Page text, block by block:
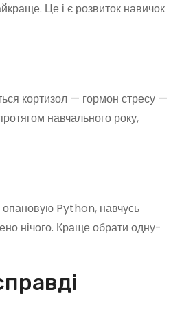
Це і є розвиток навичок
кортизол — гормон стресу —
навчального року,
опановую Python, навчусь
нічого. Краще обрати одну-